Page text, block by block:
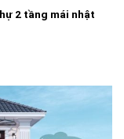
2 tầng mái nhật